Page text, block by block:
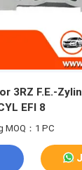
3RZ F.E.-
EFI 8
MOQ：1 PC